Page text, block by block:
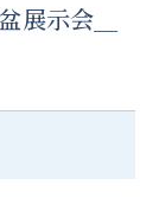
展示会＿